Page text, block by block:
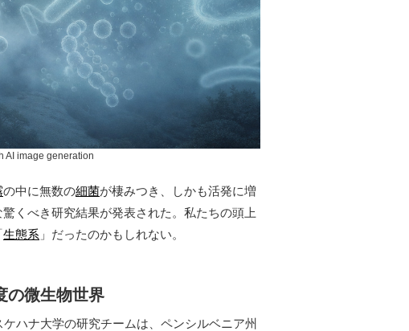
image generation
の中に無数の細菌が棲みつき、しかも活発に増
くべき研究結果が発表された。私たちの頭上
生態系 」だったのかもしれない。
微生物世界
ハナ大学の研究チームは、ペンシルベニア州